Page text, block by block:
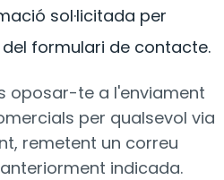
sol·licitada per
formulari de contacte.
oposar-te a l'enviament
per qualsevol via
remetent un correu
indicada.